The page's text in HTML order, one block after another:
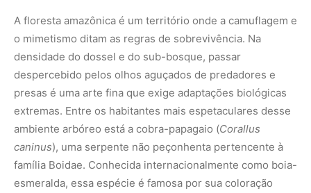
A floresta amazônica é um território onde a camuflagem e
o mimetismo ditam as regras de sobrevivência. Na
densidade do dossel e do sub-bosque, passar
despercebido pelos olhos aguçados de predadores e
presas é uma arte fina que exige adaptações biológicas
extremas. Entre os habitantes mais espetaculares desse
ambiente arbóreo está a cobra-papagaio (Corallus
caninus), uma serpente não peçonhenta pertencente à
família Boidae. Conhecida internacionalmente como boia-
esmeralda, essa espécie é famosa por sua coloração